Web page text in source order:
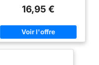
16,95 €